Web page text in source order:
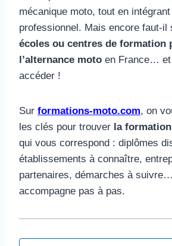
mécanique moto, tout en
professionnel. Mais encore faut-il
écoles ou centres de formation
l’alternance moto en France…
accéder !
Sur formations-moto.com, on
les clés pour trouver la
qui vous correspond : diplômes
établissements à connaître,
partenaires, démarches à
accompagne pas à pas.